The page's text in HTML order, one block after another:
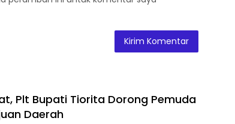
Plt Bupati Tiorita Dorong Pemuda
Daerah